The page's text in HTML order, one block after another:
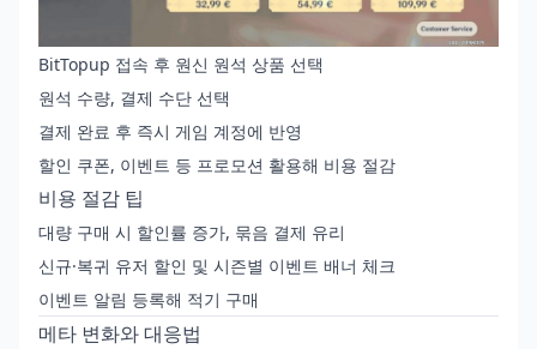
BitTopup 접속 후 원신 원석 상품 선택
원석 수량, 결제 수단 선택
결제 완료 후 즉시 게임 계정에 반영
할인 쿠폰, 이벤트 등 프로모션 활용해 비용 절감
비용 절감 팁
대량 구매 시 할인률 증가, 묶음 결제 유리
신규·복귀 유저 할인 및 시즌별 이벤트 배너 체크
이벤트 알림 등록해 적기 구매
메타 변화와 대응법